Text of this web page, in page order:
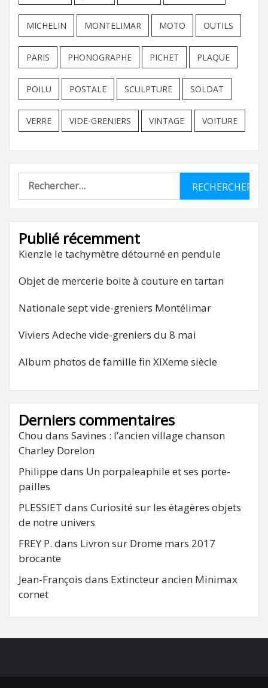
MICHELIN MONTELIMAR MOTO OUTILS
PARIS PHONOGRAPHE PICHET PLAQUE
POILU POSTALE SCULPTURE SOLDAT
VERRE VIDE-GRENIERS VINTAGE VOITURE
Rechercher :
Publié récemment
Kienzle le tachymètre détourné en pendule
Objet de mercerie boite à couture en tartan
Nationale sept vide-greniers Montélimar
Viviers Adeche vide-greniers du 8 mai
Album photos de famille fin XIXeme siècle
Derniers commentaires
Chou dans Savines : l’ancien village chanson
Charley Dorelon
Philippe dans Un porpaleaphile et ses porte-
pailles
PLESSIET dans Curiosité sur les étagères objets
de notre univers
FREY P. dans Livron sur Drome mars 2017
brocante
Jean-François dans Extincteur ancien Minimax
cornet